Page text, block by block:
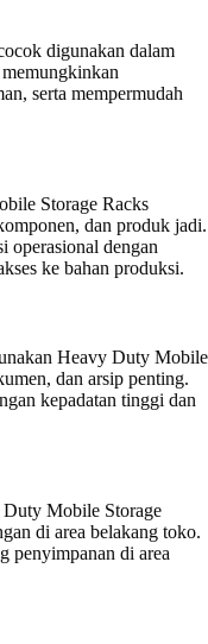
digunakan dalam
serta mempermudah
Storage Racks
dan produk jadi.
operasional dengan
ke bahan produksi.
Heavy Duty Mobile
dan arsip penting.
kepadatan tinggi dan
Mobile Storage
di area belakang toko.
penyimpanan di area